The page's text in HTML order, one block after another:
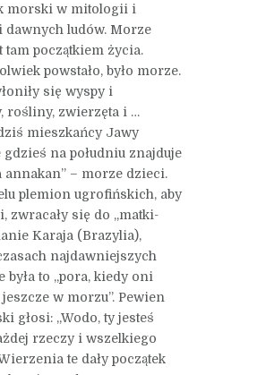
morski w mitologii i
ludów. Morze
tam początkiem życia.
powstało, było morze.
się wyspy i
rośliny, zwierzęta i …
mieszkańcy Jawy
gdzieś na południu znajduje
annakan” – morze dzieci.
plemion ugrofińskich, aby
zwracały się do „matki-
Karaja (Brazylia),
najdawniejszych
była to „pora, kiedy oni
w morzu”. Pewien
głosi: „Wodo, ty jesteś
rzeczy i wszelkiego
te dały początek